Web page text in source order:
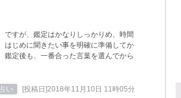
ですが、鑑定はかなりしっかりめ、時間
はじめに聞きたい事を明確に準備してか
鑑定後も、一番合った言葉を選んでから
い [投稿日]2018年11月10日 11時05分